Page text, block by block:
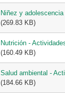
Niñez y
(269.83 KB)
Nutrición -
(160.49 KB)
Salud ambiental -
(184.66 KB)